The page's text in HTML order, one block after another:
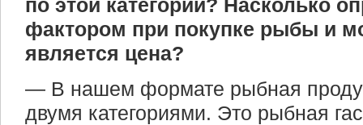
по этой категории? Насколько
фактором при покупке рыбы и
является цена?
— В нашем формате рыбная
двумя категориями. Это рыбная